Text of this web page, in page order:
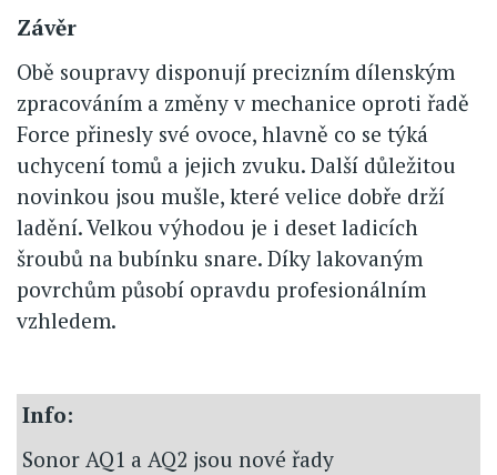
Závěr
Obě soupravy disponují precizním dílenským
zpracováním a změny v mechanice oproti řadě
Force přinesly své ovoce, hlavně co se týká
uchycení tomů a jejich zvuku. Další důležitou
novinkou jsou mušle, které velice dobře drží
ladění. Velkou výhodou je i deset ladicích
šroubů na bubínku snare. Díky lakovaným
povrchům působí opravdu profesionálním
vzhledem.
Info:
Sonor AQ1 a AQ2 jsou nové řady